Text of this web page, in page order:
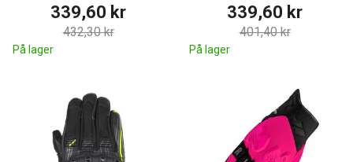
339,60 kr
432,30 kr
På lager
339,60 kr
401,40 kr
På lager